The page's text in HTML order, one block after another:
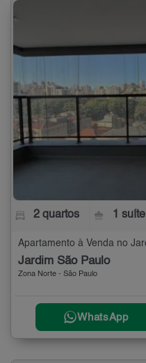
2 quartos 1 suíte
Jardim São Paulo
Zona Norte - São Paulo
WhatsApp